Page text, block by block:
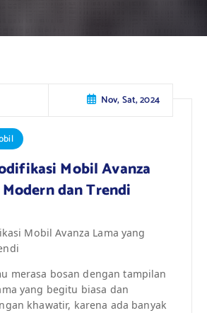
Nov, Sat, 2024
Mobil Avanza
dan Trendi
Mobil Avanza Lama yang
merasa bosan dengan tampilan
yang begitu biasa dan
khawatir, karena ada banyak